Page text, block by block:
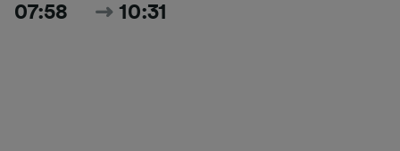
07:58 10:31